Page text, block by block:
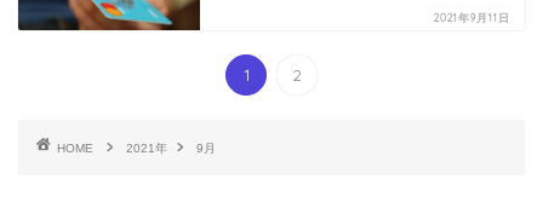
2021年9月11日
1 2
HOME 2021年 9月